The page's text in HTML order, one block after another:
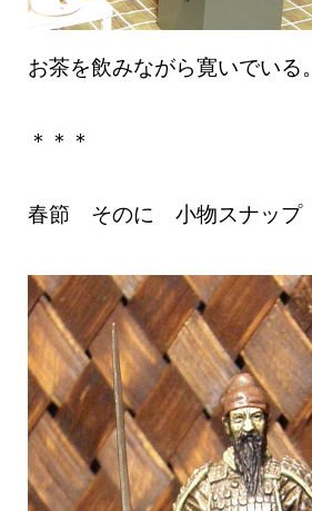
お茶を飲みながら寛いでいる。
＊＊＊
春節 そのに 小物スナップ